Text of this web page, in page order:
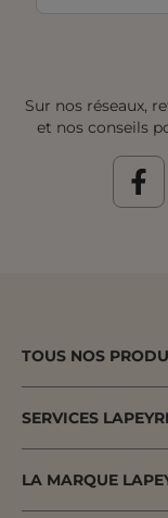
Sur nos réseaux,
et nos conseils
TOUS NOS
Cuisine &
SERVICES
LA MARQUE